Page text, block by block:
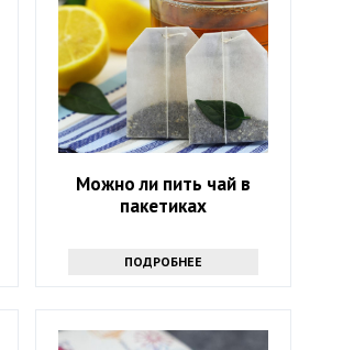
Можно ли пить чай в
пакетиках
ПОДРОБНЕЕ